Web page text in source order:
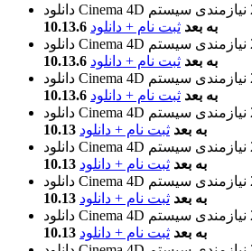
دانلود Cinema 4D
10.13.6 به بعد ثبت نام + دانلود
دانلود Cinema 4D
10.13.6 به بعد ثبت نام + دانلود
دانلود Cinema 4D
10.13.6 به بعد ثبت نام + دانلود
دانلود Cinema 4D
10.13 به بعد ثبت نام + دانلود
دانلود Cinema 4D
10.13 به بعد ثبت نام + دانلود
دانلود Cinema 4D
10.13 به بعد ثبت نام + دانلود
دانلود Cinema 4D
10.13 به بعد ثبت نام + دانلود